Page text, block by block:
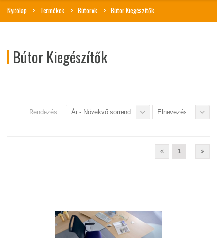
Nyitólap Termékek Bútorok Bútor Kiegészítők
Bútor Kiegészítők
Rendezés: Ár - Növekvő sorrend Elnevezés
1